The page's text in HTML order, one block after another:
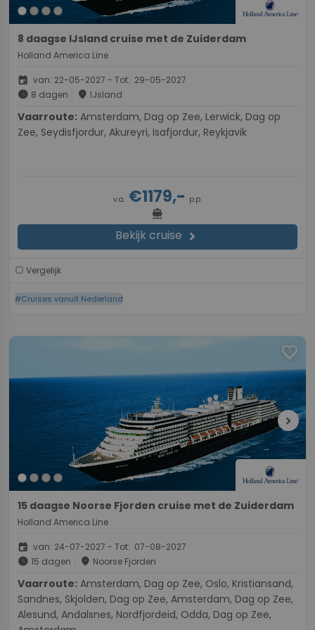
8 daagse IJsland cruise met de Zuiderdam
Holland America Line
event van: 22-05-2027 - Tot: 29-05-2027
schedule 8 dagen place IJsland
Vaarroute:
Zee, Seydisfjordur, Akureyri, Isafjordur, Reykjavik
v.a. €1179,- p.p.
directions_boat
Bekijk cruise chevron_right
Vergelijk
#Cruises vanuit Nederland
favorite
chevron_right
15 daagse Noorse Fjorden cruise met de Zuiderdam
Holland America Line
event van: 24-07-2027 - Tot: 07-08-2027
schedule 15 dagen place Noorse Fjorden
Vaarroute:
Sandnes, Skjolden, Dag op Zee, Amsterdam, Dag op Zee,
Alesund, Andalsnes, Nordfjordeid, Odda, Dag op Zee,